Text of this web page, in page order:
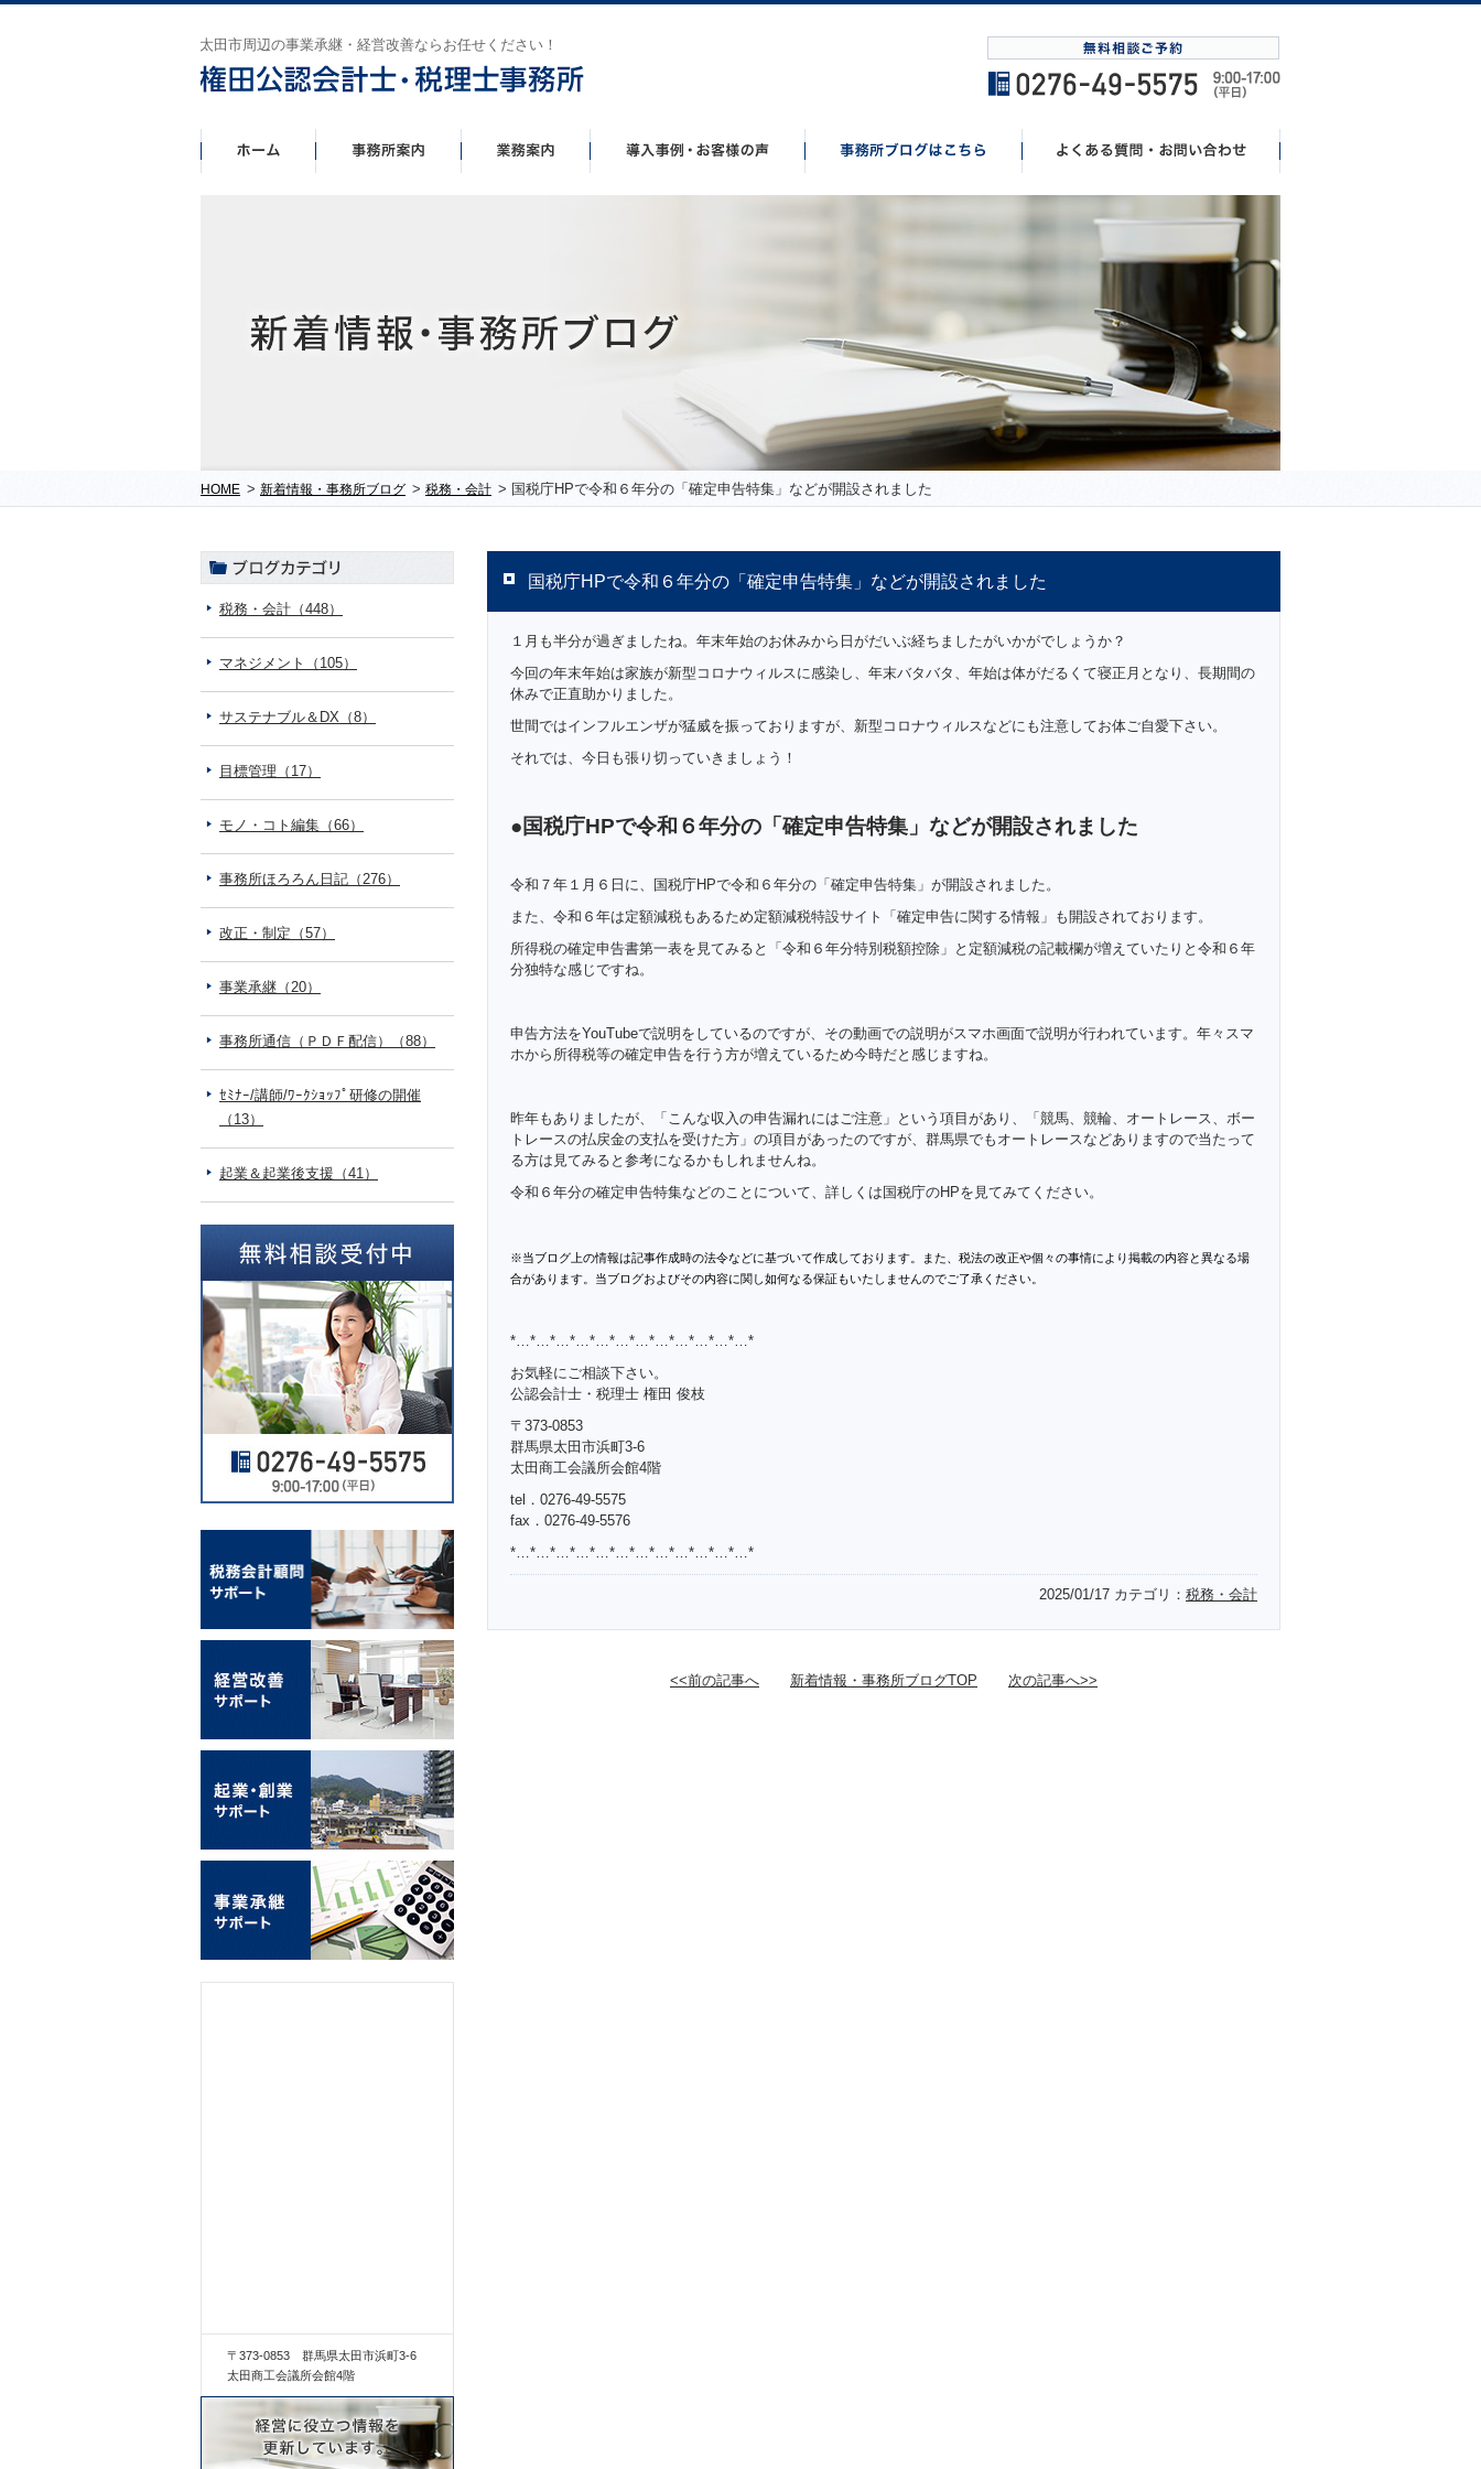
太田市周辺の事業承継・経営改善ならお任せください！
HOME > 新着情報・事務所ブログ > 税務・会計 > 国税庁HPで令和６年分の「確定申告特集」などが開設されました
国税庁HPで令和６年分の「確定申告特集」などが開設されました
１月も半分が過ぎましたね。年末年始のお休みから日がだいぶ経ちましたがいかがでしょうか？
今回の年末年始は家族が新型コロナウィルスに感染し、年末バタバタ、年始は体がだるくて寝正月となり、長期間の
休みで正直助かりました。
世間ではインフルエンザが猛威を振っておりますが、新型コロナウィルスなどにも注意してお体ご自愛下さい。
それでは、今日も張り切っていきましょう！
●国税庁HPで令和６年分の「確定申告特集」などが開設されました
令和７年１月６日に、国税庁HPで令和６年分の「確定申告特集」が開設されました。
また、令和６年は定額減税もあるため定額減税特設サイト「確定申告に関する情報」も開設されております。
所得税の確定申告書第一表を見てみると「令和６年分特別税額控除」と定額減税の記載欄が増えていたりと令和６年
分独特な感じですね。
申告方法をYouTubeで説明をしているのですが、その動画での説明がスマホ画面で説明が行われています。年々スマ
ホから所得税等の確定申告を行う方が増えているため今時だと感じますね。
昨年もありましたが、「こんな収入の申告漏れにはご注意」という項目があり、「競馬、競輪、オートレース、ボー
トレースの払戻金の支払を受けた方」の項目があったのですが、群馬県でもオートレースなどありますので当たって
る方は見てみると参考になるかもしれませんね。
令和６年分の確定申告特集などのことについて、詳しくは国税庁のHPを見てみてください。
※当ブログ上の情報は記事作成時の法令などに基づいて作成しております。また、税法の改正や個々の事情により掲載の内容と異なる場
合があります。当ブログおよびその内容に関し如何なる保証もいたしませんのでご了承ください。
*…*…*…*…*…*…*…*…*…*…*…*…*
お気軽にご相談下さい。
公認会計士・税理士 権田 俊枝
〒373-0853
群馬県太田市浜町3-6
太田商工会議所会館4階
tel．0276-49-5575
fax．0276-49-5576
*…*…*…*…*…*…*…*…*…*…*…*…*
2025/01/17 カテゴリ： 税務・会計
<<前の記事へ 新着情報・事務所ブログTOP 次の記事へ>>
税務・会計（448）
マネジメント（105）
サステナブル＆DX（8）
目標管理（17）
モノ・コト編集（66）
事務所ほろろん日記（276）
改正・制定（57）
事業承継（20）
事務所通信（ＰＤＦ配信）（88）
ｾﾐﾅｰ/講師/ﾜｰｸｼｮｯﾌﾟ研修の開催
（13）
起業＆起業後支援（41）
〒373-0853 群馬県太田市浜町3-6
太田商工会議所会館4階